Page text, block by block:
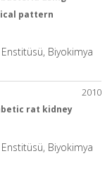
pattern
Biyokimya
2010
rat kidney
Biyokimya